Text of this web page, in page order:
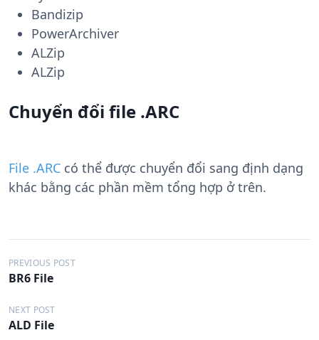
Bandizip
PowerArchiver
ALZip
ALZip
Chuyển đổi file .ARC
File .ARC có thể được chuyển đổi sang định dạng
khác bằng các phần mềm tổng hợp ở trên.
Đ
i
ề
u
PREVIOUS POST
BR6 File
NEXT POST
ALD File